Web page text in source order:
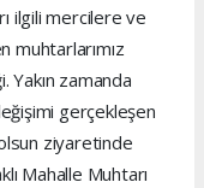
ilgili mercilere ve
muhtarlarımız
zamanda
gerçekleşen
ziyaretinde
Mahalle Muhtarı